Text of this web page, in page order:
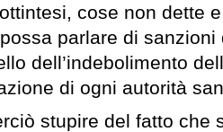
cose non dette
parlare di sanzioni
dell’indebolimento
di ogni autorità
stupire del fatto che